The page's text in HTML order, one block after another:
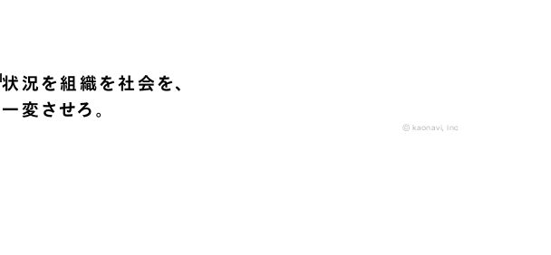
状況を組織を社会を、
一変させろ。
© kaonavi, Inc